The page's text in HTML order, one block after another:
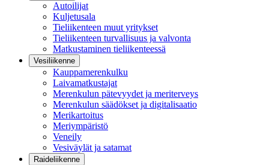
Autoilijat
Kuljetusala
Tieliikenteen muut yritykset
Tieliikenteen turvallisuus ja valvonta
Matkustaminen tieliikenteessä
Vesiliikenne
Kauppamerenkulku
Laivamatkustajat
Merenkulun pätevyydet ja meriterveys
Merenkulun säädökset ja digitalisaatio
Merikartoitus
Meriympäristö
Veneily
Vesiväylät ja satamat
Raideliikenne